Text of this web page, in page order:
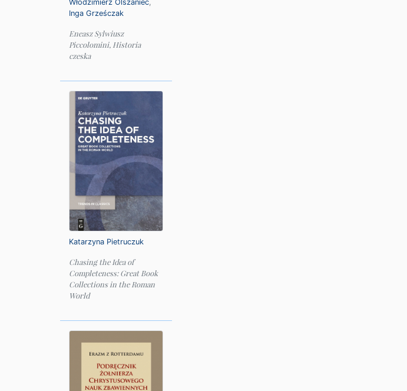
Włodzimierz Olszaniec,
Inga Grześczak
Eneasz Sylwiusz
Piccolomini, Historia
czeska
Katarzyna Pietruczuk
Chasing the Idea of
Completeness: Great Book
Collections in the Roman
World